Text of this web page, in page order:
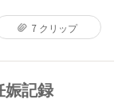
7 クリップ
娠記録